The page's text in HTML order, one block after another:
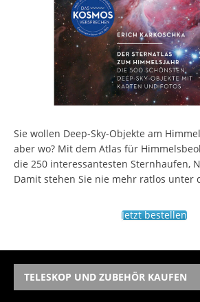
Sie wollen Deep-Sky-Objekte am
aber wo? Mit dem Atlas für
die 250 interessantesten Sternhaufen,
Damit stehen Sie nie mehr ratlos unter
Jetzt bestellen
TELESKOP UND ZUBEHÖR KAUFEN